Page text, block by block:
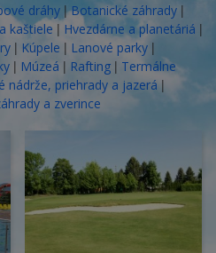
dráhy |Botanické záhrady |
kaštiele | Hvezdárne a planetáriá |
| Kúpele | Lanové parky |
| Múzeá | Rafting | Termálne
nádrže, priehrady a jazerá|
a zverince